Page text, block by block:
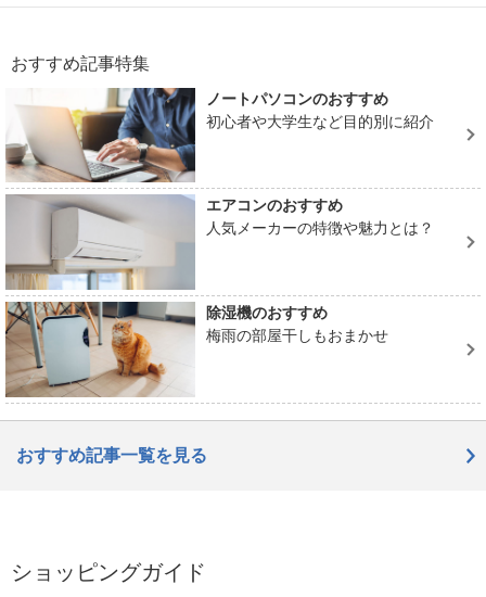
おすすめ記事特集
ノートパソコンのおすすめ
初心者や大学生など目的別に紹介
エアコンのおすすめ
人気メーカーの特徴や魅力とは？
除湿機のおすすめ
梅雨の部屋干しもおまかせ
おすすめ記事一覧を見る
ショッピングガイド